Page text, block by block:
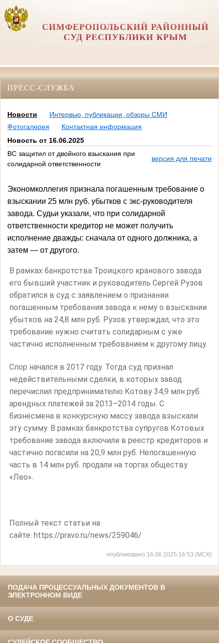
СИМФЕРОПОЛЬСКИЙ РАЙОННЫЙ
СУД РЕСПУБЛИКИ КРЫМ
ПРЕСС-СЛУЖБА
Новости
Интервью, публикации, обзоры СМИ
Фотогалерея
Контактная информация
Новость от 16.06.2025
ВС защитил от двойного взыскания при
солидарной ответственности
версия для печати
Экономколлегия признала погашенным требование о
взыскании 25 млн руб. убытков с экс-руководителя
завода. Судьи указали, что при солидарной
ответственности кредитор не может получить
исполнение дважды: сначала от одного должника, а
затем — от другого.
В рамках банкротства Троицкого кранового завода
его бывший участник и руководитель Сергей Рузов
обратился в суд с заявлением о признании
погашенным требования завода к нему о взыскании
убытков на 24,8 млн руб. Рузов утверждал, что это
требование нужно считать солидарным с уже
частично исполненным требованием к другому лицу.
Спор начался в 2017 году. Тогда суд признал
недействительными сделки, в которых завод
перечислил предпринимателю Котову 34,9 млн руб.
арендных платежей за 2013–2014 годы. С
бизнесмена в конкурсную массу завода взыскали
эту сумму. В рамках банкротства супругов Котовых
требование завода включили в реестр кредиторов и
частично погасили на 20,9 млн руб. Непогашенную
часть в 14 млн руб. продали на торгах обществу
«Лео».
Полный текст статьи на
сайте: https://pravo.ru/news/259046/
опубликовано 16.06.2025 16:53 (МСК)
ПОДАЧА ПРОЦЕССУАЛЬНЫХ ДОКУМЕНТОВ В
ЭЛЕКТРОННОМ ВИДЕ
О СУДЕ